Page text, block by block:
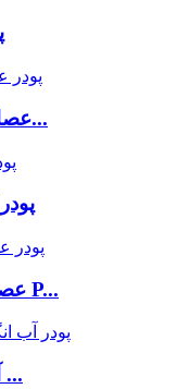
عصاره گل داوودی ارگانیک...
عصاره زغال اخته ارگانیک P...
آب انگور سیاه ارگانیک ...